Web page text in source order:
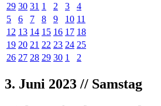
29 30 31 1 2 3
4
5
6 7 8 9 10 11
12 13 14 15 16 17 18
19 20 21 22 23 24 25
26 27 28 29 30 1 2
3. Juni 2023 // Samstag